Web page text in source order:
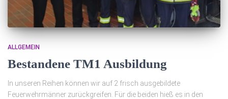
ALLGEMEIN
Bestandene TM1 Ausbildung
In unseren Reihen können wir auf 2 frisch ausgebildete
Feuerwehrmänner zurückgreifen. Für die beiden hieß es in den